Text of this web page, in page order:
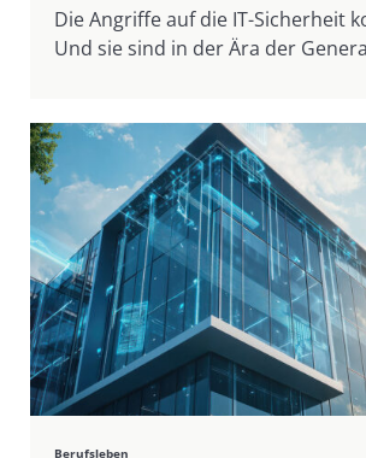
Die Angriffe auf die IT-Sicherheit
Und sie sind in der Ära der
Berufsleben